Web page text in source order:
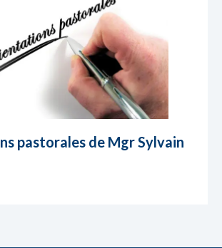
pastorales de Mgr Sylvain